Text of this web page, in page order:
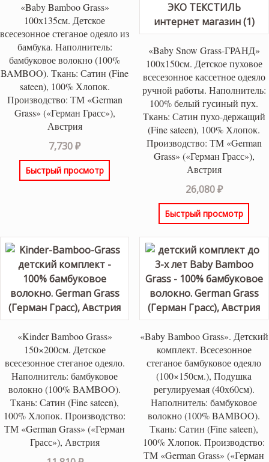
«Baby Bamboo Grass»
100х135см. Детское
всесезонное стеганое одеяло из
бамбука. Наполнитель:
бамбуковое волокно (100%
BAMBOO). Ткань: Сатин (Fine
sateen), 100% Хлопок.
Производство: ТМ «German
Grass» («Герман Грасс»),
Австрия
7,730₽
Быстрый просмотр
«Baby Snow Grass-ГРАНД»
100х150см. Детское пуховое
всесезонное кассетное одеяло
ручной работы. Наполнитель:
100% белый гусиный пух.
Ткань: Сатин пухо-держащий
(Fine sateen), 100% Хлопок.
Производство: ТМ «German
Grass» («Герман Грасс»),
Австрия
26,080₽
Быстрый просмотр
«Kinder Bamboo Grass»
150×200см. Детское
всесезонное стеганое одеяло.
Наполнитель: бамбуковое
волокно (100% BAMBOO).
Ткань: Сатин (Fine sateen),
100% Хлопок. Производство:
ТМ «German Grass» («Герман
Грасс»), Австрия
«Baby Bamboo Grass». Детский
комплект. Всесезонное
стеганое бамбуковое одеяло
(100×150см.), Подушка
регулируемая (40х60см).
Наполнитель: бамбуковое
волокно (100% BAMBOO).
Ткань: Сатин (Fine sateen),
100% Хлопок. Производство:
ТМ «German Grass» («Герман